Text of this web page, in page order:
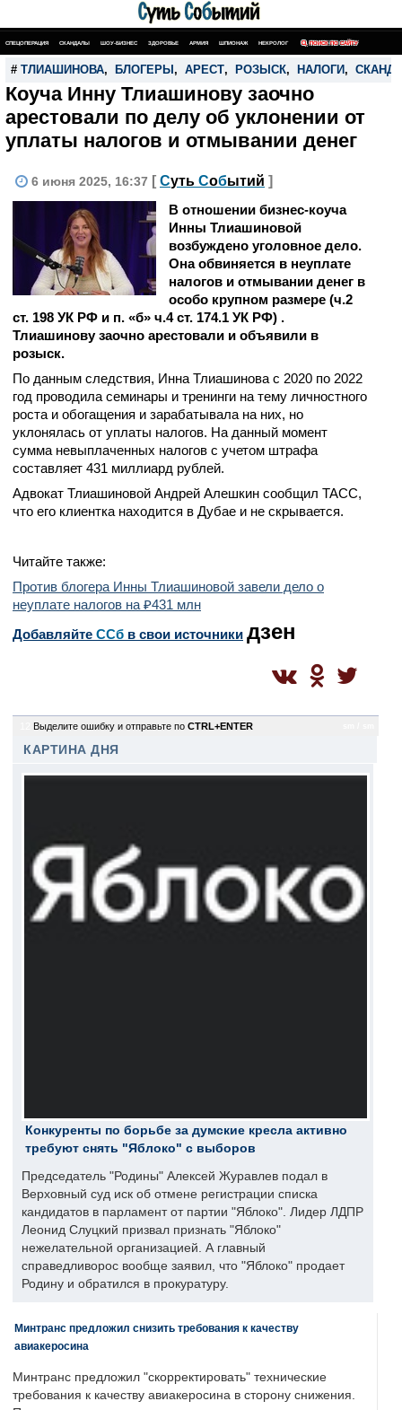
СПЕЦОПЕРАЦИЯ СКАНДАЛЫ ШОУ-БИЗНЕС ЗДОРОВЬЕ АРМИЯ ШПИОНАЖ НЕКРОЛОГ ПОИСК ПО САЙТУ
# ТЛИАШИНОВА, БЛОГЕРЫ , АРЕСТ, РОЗЫСК, НАЛОГИ ,
Коуча Инну Тлиашинову заочно
арестовали по делу об уклонении от
уплаты налогов и отмывании денег
6 июня 2025, 16:37 [ Суть Событий ]
В отношении бизнес-коуча
Инны Тлиашиновой
возбуждено уголовное дело.
Она обвиняется в неуплате
налогов и отмывании денег в
особо крупном размере (ч.2
ст. 198 УК РФ и п. «б» ч.4 ст. 174.1 УК РФ) .
Тлиашинову заочно арестовали и объявили в
розыск.
По данным следствия, Инна Тлиашинова с 2020 по 2022
год проводила семинары и тренинги на тему личностного
роста и обогащения и зарабатывала на них, но
уклонялась от уплаты налогов. На данный момент
сумма невыплаченных налогов с учетом штрафа
составляет 431 миллиард рублей.
Адвокат Тлиашиновой Андрей Алешкин сообщил ТАСС,
что его клиентка находится в Дубае и не скрывается.
Читайте также:
Против блогера Инны Тлиашиновой завели дело о
неуплате налогов на ₽431 млн
Добавляйте CСб в свои источники дзен
Выделите ошибку и отправьте по CTRL+ENTER
КАРТИНА ДНЯ
Конкуренты по борьбе за думские кресла активно
требуют снять "Яблоко" с выборов
Председатель "Родины" Алексей Журавлев подал в
Верховный суд иск об отмене регистрации списка
кандидатов в парламент от партии "Яблоко". Лидер ЛДПР
Леонид Слуцкий призвал признать "Яблоко"
нежелательной организацией. А главный
справедливорос вообще заявил, что "Яблоко" продает
Родину и обратился в прокуратуру.
Минтранс предложил снизить требования к качеству
авиакеросина
Минтранс предложил "скорректировать" технические
требования к качеству авиакеросина в сторону снижения.